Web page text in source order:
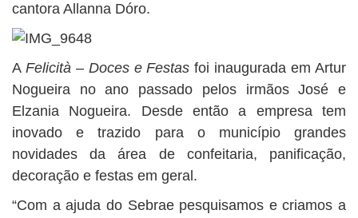
cantora Allanna Dóro.
A Felicità – Doces e Festas foi inaugurada em Artur
Nogueira no ano passado pelos irmãos José e
Elzania Nogueira. Desde então a empresa tem
inovado e trazido para o município grandes
novidades da área de confeitaria, panificação,
decoração e festas em geral.
“Com a ajuda do Sebrae pesquisamos e criamos a